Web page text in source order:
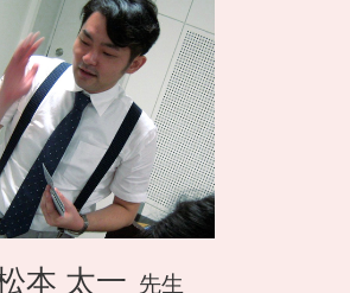
本 太一 先生